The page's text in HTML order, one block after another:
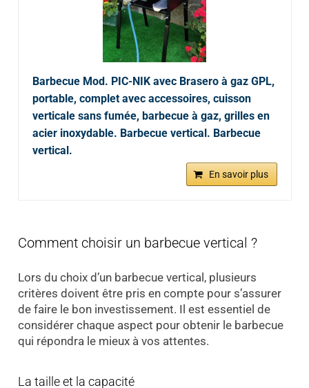
Barbecue Mod. PIC-NIK avec Brasero à gaz GPL,
portable, complet avec accessoires, cuisson
verticale sans fumée, barbecue à gaz, grilles en
acier inoxydable. Barbecue vertical. Barbecue
vertical.
En savoir plus
Comment choisir un barbecue vertical ?
Lors du choix d’un barbecue vertical, plusieurs
critères doivent être pris en compte pour s’assurer
de faire le bon investissement. Il est essentiel de
considérer chaque aspect pour obtenir le barbecue
qui répondra le mieux à vos attentes.
La taille et la capacité